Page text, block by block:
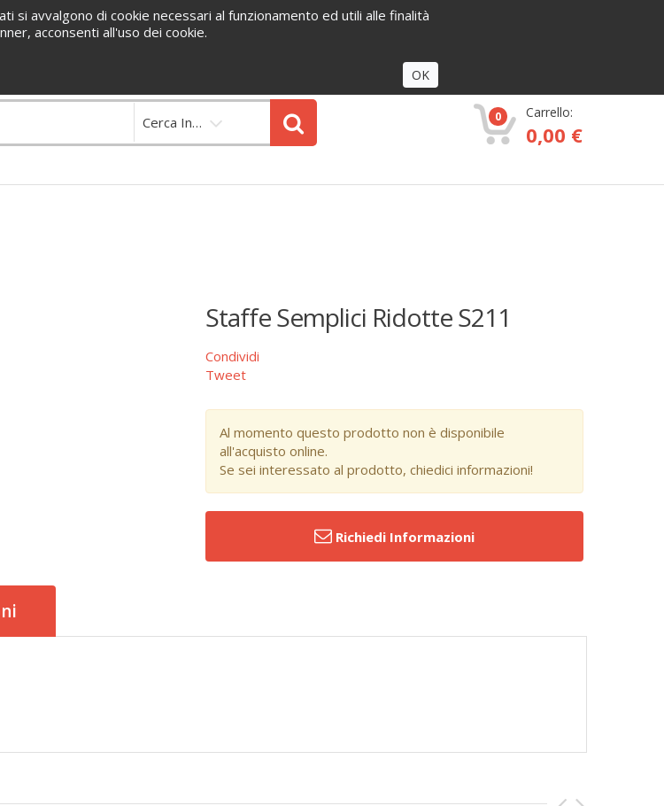
Cerca In… 0 Carrello:
0,00 €
Staffe Semplici Ridotte S211
Condividi
Tweet
Al momento questo prodotto non è disponibile
all'acquisto online.
Se sei interessato al prodotto, chiedici informazioni!
Richiedi Informazioni
avvalgono di cookie necessari al funzionamento ed utili alle finalità
acconsenti all'uso dei cookie.
OK